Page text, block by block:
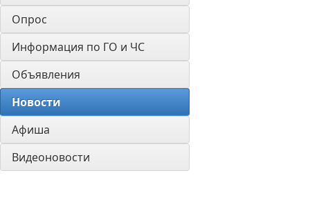
Опрос
Информация по ГО и ЧС
Объявления
Новости
Афиша
Видеоновости